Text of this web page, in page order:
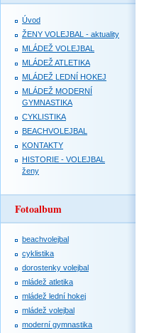
Úvod
ŽENY VOLEJBAL - aktuality
MLÁDEŽ VOLEJBAL
MLÁDEŽ ATLETIKA
MLÁDEŽ LEDNÍ HOKEJ
MLÁDEŽ MODERNÍ
GYMNASTIKA
CYKLISTIKA
BEACHVOLEJBAL
KONTAKTY
HISTORIE - VOLEJBAL
ženy
Fotoalbum
beachvolejbal
cyklistika
dorostenky volejbal
mládež atletika
mládež lední hokej
mládež volejbal
moderní gymnastika